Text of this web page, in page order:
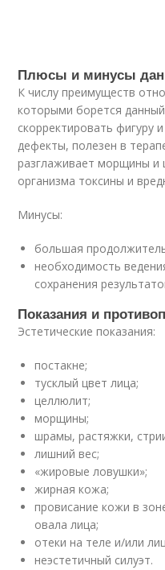
Плюсы и минусы
К числу преимуществ
которыми борется
скорректировать фигуру
дефекты, полезен в
разглаживает морщины и
организма токсины и
Минусы:
большая
необходимость
сохранения
Показания и
Эстетические показания:
постакне;
тусклый цвет лица;
целлюлит;
морщины;
шрамы, растяжки,
лишний вес;
«жировые ловушки»;
жирная кожа;
провисание кожи в
овала лица;
отеки на теле и/или
неэстетичный силуэт.